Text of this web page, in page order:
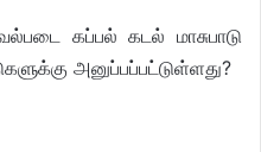
கப்பல் கடல் மாசுபாடு
அனுப்பப்பட்டுள்ளது?